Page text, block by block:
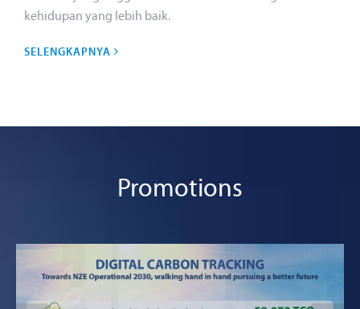
kehidupan yang lebih baik.
SELENGKAPNYA
Promotions